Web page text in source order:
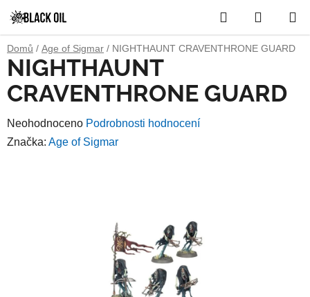
na
obsah
Hledat
KOŠÍK
Domů / Age of Sigmar / NIGHTHAUNT CRAVENTHRONE GUARD
NIGHTHAUNT
CRAVENTHRONE GUARD
Průměrné
hodnocení
Neohodnoceno Podrobnosti hodnocení
Značka: Age of Sigmar